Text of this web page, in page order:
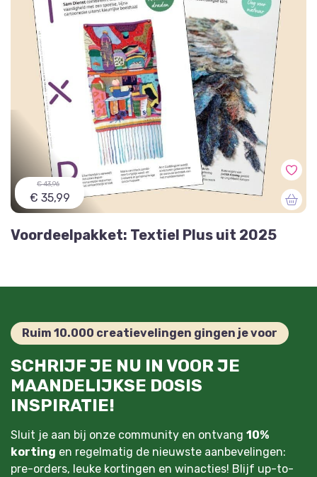
€ 43,96
€ 35,99
Voordeelpakket: Textiel Plus uit 2025
Ruim 10.000 creatievelingen gingen je voor
SCHRIJF JE NU IN VOOR JE
MAANDELIJKSE DOSIS
INSPIRATIE!
Sluit je aan bij onze community en ontvang 10%
korting en regelmatig de nieuwste aanbevelingen:
pre-orders, leuke kortingen en winacties! Blijf up-to-